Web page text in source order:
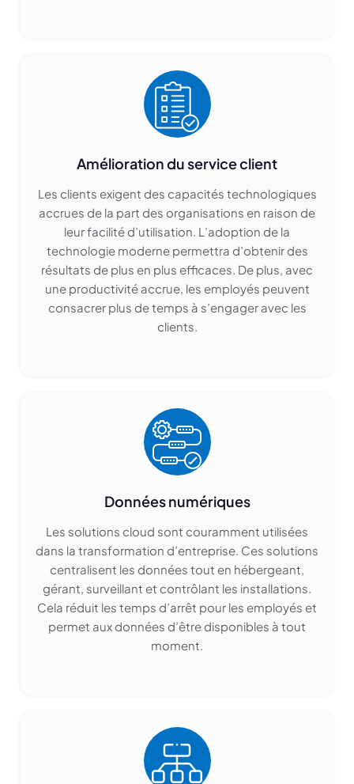
Amélioration du service client
Les clients exigent des capacités technologiques
accrues de la part des organisations en raison de
leur facilité d’utilisation. L’adoption de la
technologie moderne permettra d’obtenir des
résultats de plus en plus efficaces. De plus, avec
une productivité accrue, les employés peuvent
consacrer plus de temps à s’engager avec les
clients.
Données numériques
Les solutions cloud sont couramment utilisées
dans la transformation d’entreprise. Ces solutions
centralisent les données tout en hébergeant,
gérant, surveillant et contrôlant les installations.
Cela réduit les temps d’arrêt pour les employés et
permet aux données d’être disponibles à tout
moment.